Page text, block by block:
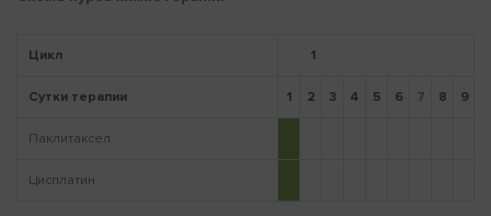
Цикл 1
Сутки терапии 1 2 3 4 5 6 7 8 9
Паклитаксел
Цисплатин